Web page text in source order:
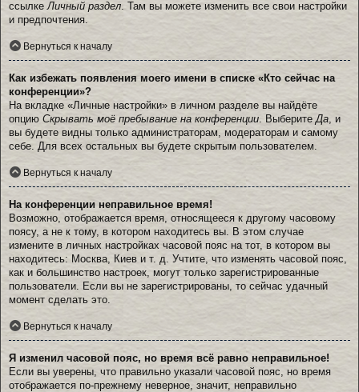
ссылкеЛичный раздел. Там вы можете изменить все свои настройки
и предпочтения.
Вернуться к началу
Как избежать появления моего имени в списке «Кто сейчас на
конференции»?
На вкладке «Личные настройки» в личном разделе вы найдёте
опцию Скрывать моё пребывание на конференции. ВыберитеДа, и
вы будете видны только администраторам, модераторам и самому
себе. Для всех остальных вы будете скрытым пользователем.
Вернуться к началу
На конференции неправильное время!
Возможно, отображается время, относящееся к другому часовому
поясу, а не к тому, в котором находитесь вы. В этом случае
измените в личных настройках часовой пояс на тот, в котором вы
находитесь: Москва, Киев и т. д. Учтите, что изменять часовой пояс,
как и большинство настроек, могут только зарегистрированные
пользователи. Если вы не зарегистрированы, то сейчас удачный
момент сделать это.
Вернуться к началу
Я изменил часовой пояс, но время всё равно неправильное!
Если вы уверены, что правильно указали часовой пояс, но время
отображается по-прежнему неверное, значит, неправильно